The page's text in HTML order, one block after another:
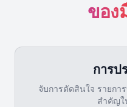
ของ
การป
จับการตัดสินใจ รายกา
สำคัญใ